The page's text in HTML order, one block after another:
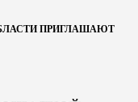
ПРИГЛАШАЮТ